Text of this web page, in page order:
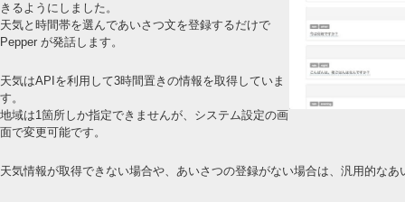
きるようにしました。
天気と時間帯を選んであいさつ文を登録するだけで
Pepper が発話します。
天気はAPIを利用して3時間置きの情報を取得していま
す。
地域は1箇所しか指定できませんが、システム設定の画
面で変更可能です。
天気情報が取得できない場合や、あいさつの登録がない場合は、汎用的なあ